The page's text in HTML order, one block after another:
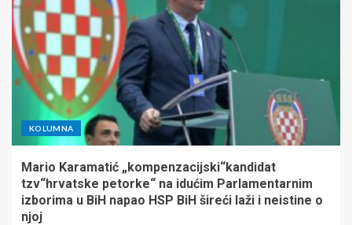
KOLUMNA
Mario Karamatić „kompenzacijski“kandidat
tzv“hrvatske petorke“ na idućim Parlamentarnim
izborima u BiH napao HSP BiH šireći laži i neistine o
njoj